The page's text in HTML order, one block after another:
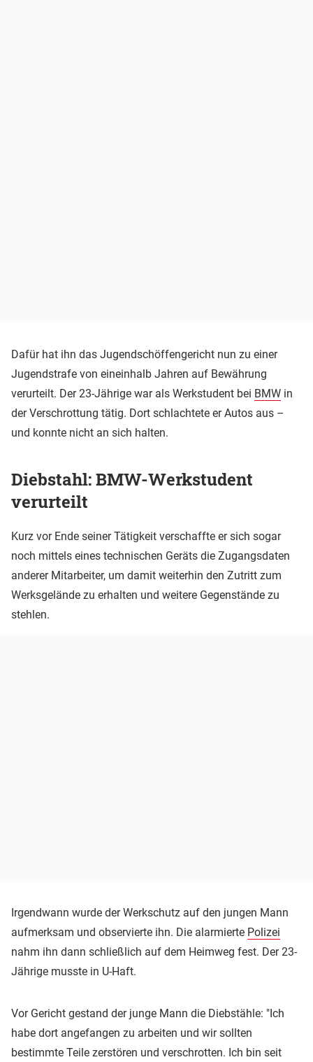
Dafür hat ihn das Jugendschöffengericht nun zu einer
Jugendstrafe von eineinhalb Jahren auf Bewährung
verurteilt. Der 23-Jährige war als Werkstudent bei BMW in
der Verschrottung tätig. Dort schlachtete er Autos aus –
und konnte nicht an sich halten.
Diebstahl: BMW-Werkstudent
verurteilt
Kurz vor Ende seiner Tätigkeit verschaffte er sich sogar
noch mittels eines technischen Geräts die Zugangsdaten
anderer Mitarbeiter, um damit weiterhin den Zutritt zum
Werksgelände zu erhalten und weitere Gegenstände zu
stehlen.
Irgendwann wurde der Werkschutz auf den jungen Mann
aufmerksam und observierte ihn. Die alarmierte Polizei
nahm ihn dann schließlich auf dem Heimweg fest. Der 23-
Jährige musste in U-Haft.
Vor Gericht gestand der junge Mann die Diebstähle: "Ich
habe dort angefangen zu arbeiten und wir sollten
bestimmte Teile zerstören und verschrotten. Ich bin seit